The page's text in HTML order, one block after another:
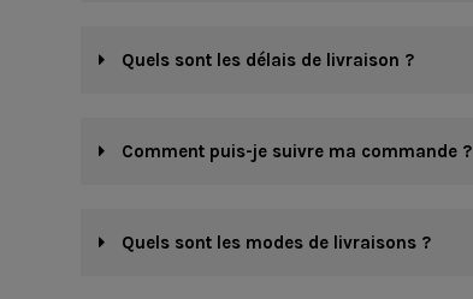
Quels sont les délais de livraison ?
Comment puis-je suivre ma commande ?
Quels sont les modes de livraisons ?